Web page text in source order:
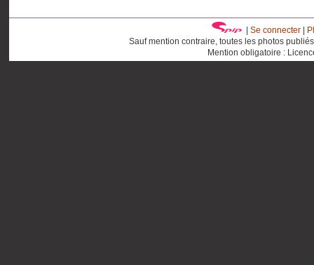
Se connecter|
Sauf mention contraire, toutes les photos
Mention obligatoire :